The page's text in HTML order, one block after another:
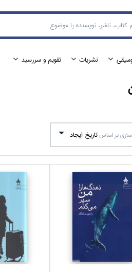
نشريات تقويم و سررسيد
بر اساس تاريخ ايجاد